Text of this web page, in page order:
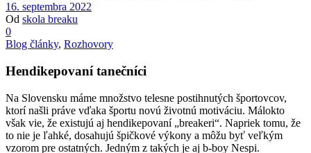
16. septembra 2022
Od skola breaku
0
Blog články, Rozhovory
Hendikepovaní tanečníci
Na Slovensku máme množstvo telesne postihnutých športovcov,
ktorí našli práve vďaka športu novú životnú motiváciu. Málokto
však vie, že existujú aj hendikepovaní „breakeri“. Napriek tomu, že
to nie je ľahké, dosahujú špičkové výkony a môžu byť veľkým
vzorom pre ostatných. Jedným z takých je aj b-boy Nespi.